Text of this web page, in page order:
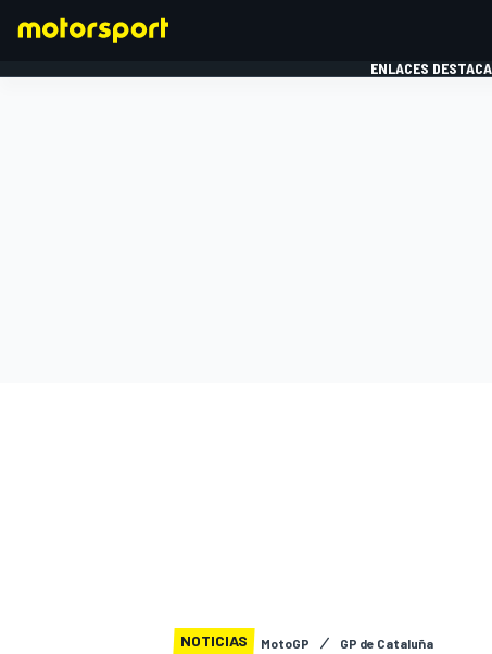
ENLACES
NOTICIAS MotoGP GP de Cataluña